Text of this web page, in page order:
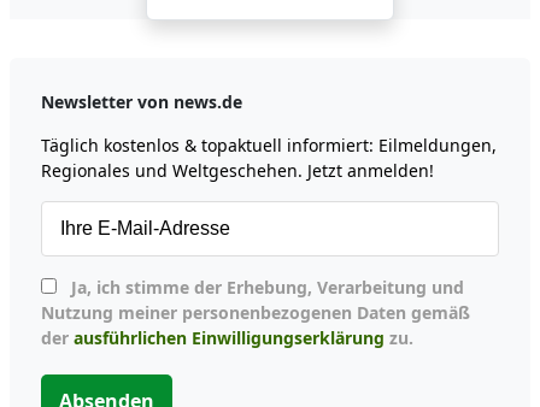
Newsletter von news.de
Täglich kostenlos & topaktuell informiert: Eilmeldungen,
Regionales und Weltgeschehen. Jetzt anmelden!
Nutzung meiner personenbezogenen Daten gemäß
der ausführlichen Einwilligungserklärung zu.
Absenden